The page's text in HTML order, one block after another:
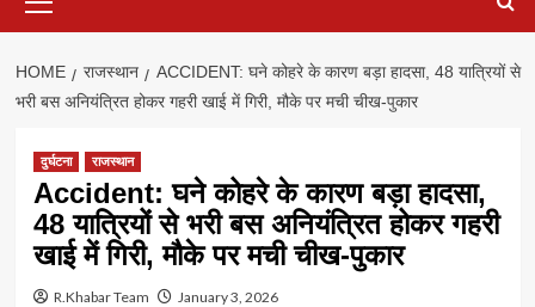
Menu
HOME राजस्थान
ACCIDENT: घने कोहरे के कारण बड़ा हादसा, 48 यात्रियों से
भरी बस अनियंत्रित होकर गहरी खाई में गिरी, मौके पर मची चीख-पुकार
दुर्घटना राजस्थान
Accident: घने कोहरे के कारण बड़ा हादसा,
48 यात्रियों से भरी बस अनियंत्रित होकर गहरी
खाई में गिरी, मौके पर मची चीख-पुकार
R.Khabar Team January 3, 2026